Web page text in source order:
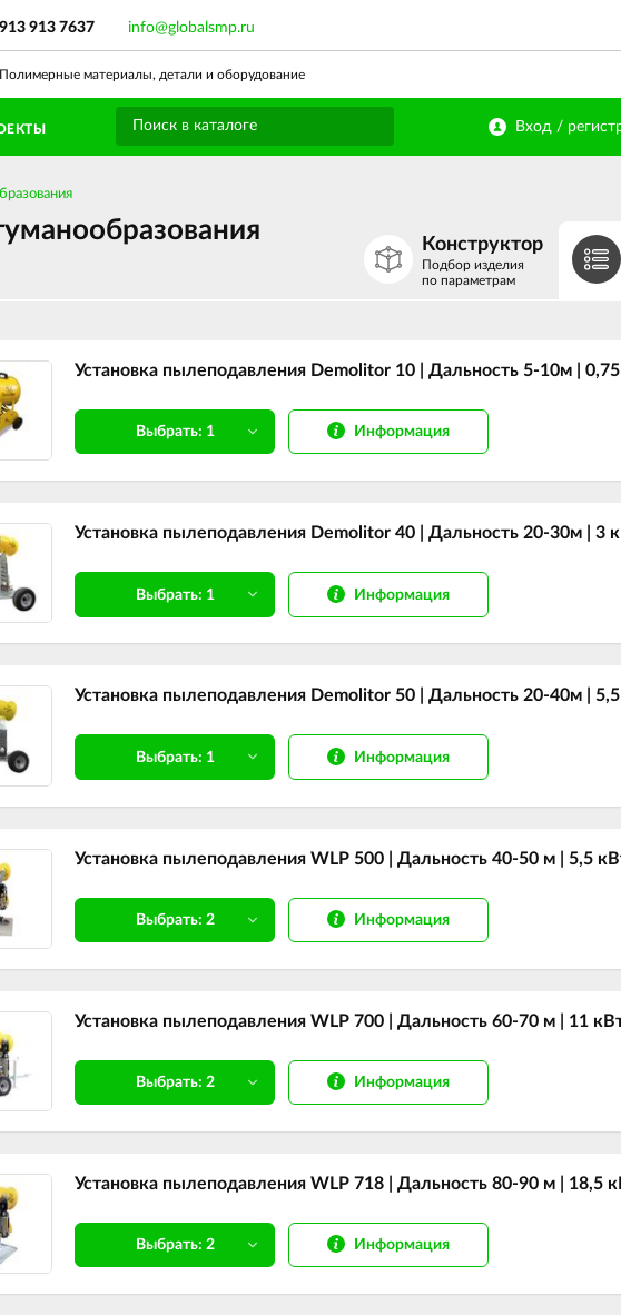
материалы, детали и оборудование
913 7637 info@globalsmp.ru
Вход /
Конструктор
Подбор изделия
по параметрам
Установка пылеподавления Demolitor 10 | Дальность 5-10м |
Выбрать: 1 Информация
Установка пылеподавления Demolitor 40 | Дальность 20-30м | 3
Выбрать: 1 Информация
Установка пылеподавления Demolitor 50 | Дальность 20-40м |
Выбрать: 1 Информация
Установка пылеподавления WLP 500 | Дальность 40-50 м | 5,5
Выбрать: 2 Информация
Установка пылеподавления WLP 700 | Дальность 60-70 м | 11
Выбрать: 2 Информация
Установка пылеподавления WLP 718 | Дальность 80-90 м | 18,5
Выбрать: 2 Информация